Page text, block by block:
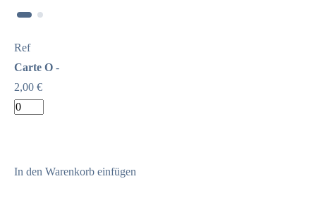
Ref
Carte O -
2,00 €
In den Warenkorb einfügen